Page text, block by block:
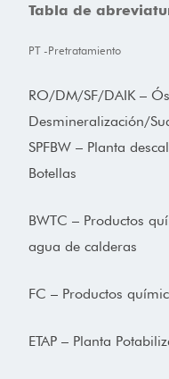
Tabla de
PT -Pretratamiento
RO/DM/SF/DAIK –
Desmineralización/
SPFBW – Planta
Botellas
BWTC – Productos
agua de calderas
FC – Productos
ETAP – Planta